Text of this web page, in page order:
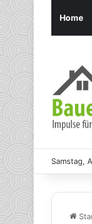
Home
Samstag,